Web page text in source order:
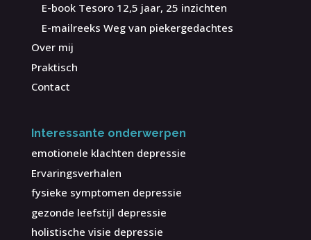
E-book Tesoro 12,5 jaar, 25 inzichten
E-mailreeks Weg van piekergedachtes
Over mij
Praktisch
Contact
Interessante onderwerpen
emotionele klachten depressie
Ervaringsverhalen
fysieke symptomen depressie
gezonde leefstijl depressie
holistische visie depressie